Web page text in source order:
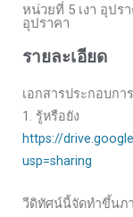
หน่วยที่ 5 เงา อุปร
อุปราคา
รายละเอียด
เอกสารประกอบกา
1. รู้หรือยัง
https://
usp=sharing
วีดิทัศน์นี้จัดทำขึ้นภ